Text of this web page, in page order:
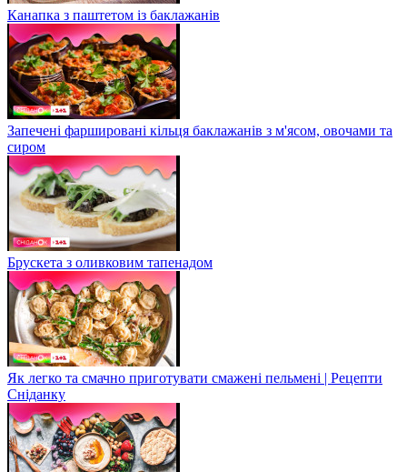
Канапка з паштетом із баклажанів
Запечені фаршировані кільця баклажанів з м'ясом, овочами та
сиром
Брускета з оливковим тапенадом
Як легко та смачно приготувати смажені пельмені | Рецепти
Сніданку